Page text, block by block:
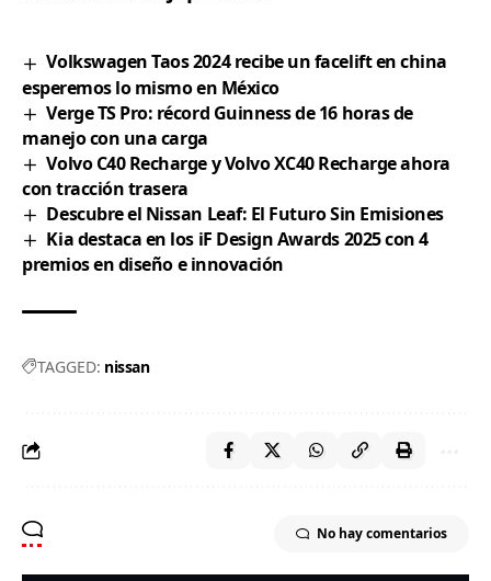
Volkswagen Taos 2024 recibe un facelift en china
esperemos lo mismo en México
Verge TS Pro: récord Guinness de 16 horas de
manejo con una carga
Volvo C40 Recharge y Volvo XC40 Recharge ahora
con tracción trasera
Descubre el Nissan Leaf: El Futuro Sin Emisiones
Kia destaca en los iF Design Awards 2025 con 4
premios en diseño e innovación
TAGGED: nissan
No hay comentarios